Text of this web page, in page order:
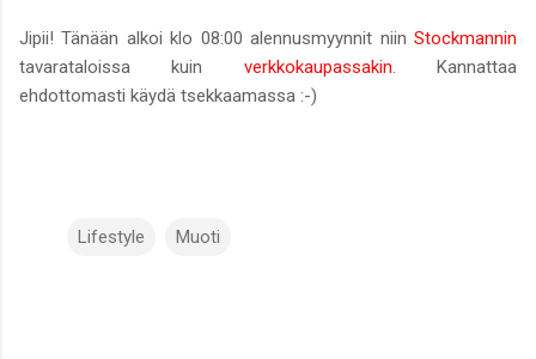
Jipii! Tänään alkoi klo 08:00 alennusmyynnit niin Stockmannin
tavarataloissa kuin verkkokaupassakin . Kannattaa
ehdottomasti käydä tsekkaamassa :-)
Lifestyle Muoti